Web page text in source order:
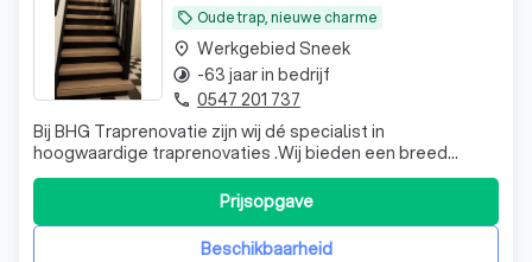
local_offer Oude trap, nieuwe charme
Bij BHG Traprenovatie zijn wij dé specialist in
hoogwaardige traprenovaties .Wij bieden een breed
assortiment aan materialen, van klassiek eiken tot
moderne en duurzame alternatieven. Dankzij onze eigen
productie garanderen wij topkwaliteit, maatwerk en een
perfecte afwerking voor elke trap. Op
Beschikbaarheid
Prijsopgave
place Werkgebied Sneek
timelapse -63 jaar in bedrijf
phone 0547 201 737